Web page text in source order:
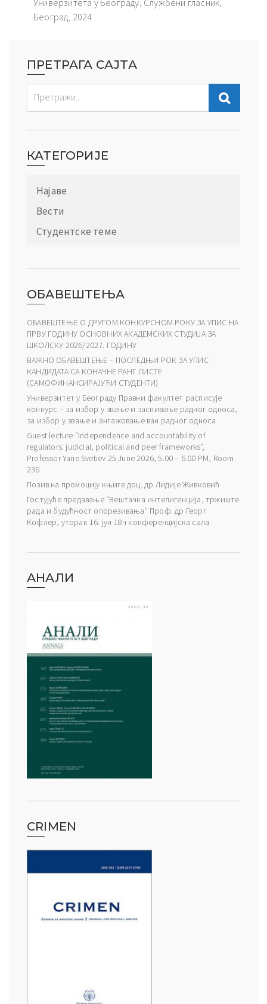
Београд, 2024
ПРЕТРАГА САЈТА
КАТЕГОРИЈЕ
Најаве
Вести
Студентске теме
ОБАВЕШТЕЊА
ОБАВЕШТЕЊЕ О ДРУГОМ КОНКУРСНОМ РОКУ ЗА УПИС НА
ПРВУ ГОДИНУ ОСНОВНИХ АКАДЕМСКИХ СТУДИЈА ЗА
ШКОЛСКУ 2026/2027. ГОДИНУ
ВАЖНО ОБАВЕШТЕЊЕ – ПОСЛЕДЊИ РОК ЗА УПИС
КАНДИДАТА СА КОНАЧНЕ РАНГ ЛИСТЕ
(САМОФИНАНСИРАЈУЋИ СТУДЕНТИ)
Универзитет у Београду Правни факултет расписује
конкурс – за избор у звање и заснивање радног односа,
за избор у звање и ангажовање ван радног односа
Guest lecture “Independence and accountability of
regulators: judicial, political and peer frameworks”,
Professor Yane Svetiev 25 June 2026, 5.00 – 6.00 PM, Room
236
Позив на промоцију књиге доц. др Лидије Живковић
Гостујуће предавање “Вештачка интелигенција, тржиште
рада и будућност опорезивања” Проф. др Георг
Кофлер, уторак 16. јун 18ч конференцијска сала
АНАЛИ
CRIMEN